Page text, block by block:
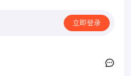
立即登录